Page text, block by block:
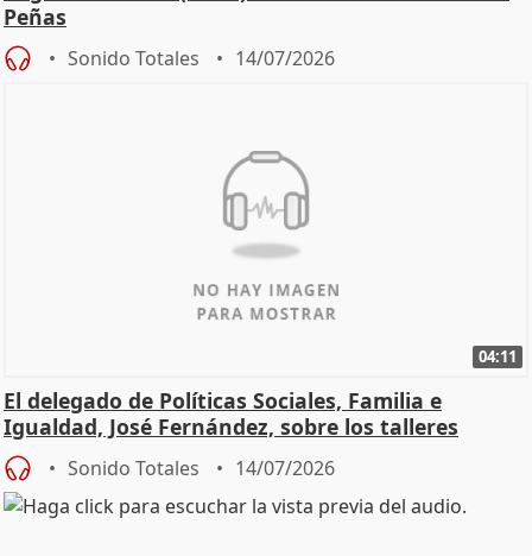
Peñas
Sonido Totales 14/07/2026
04:11
El delegado de Políticas Sociales, Familia e
Igualdad, José Fernández, sobre los talleres
Sonido Totales 14/07/2026